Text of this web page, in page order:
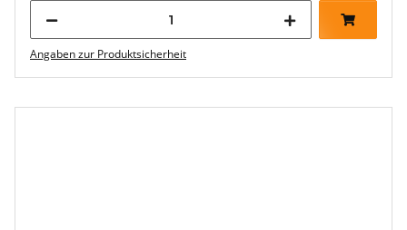
Angaben zur Produktsicherheit